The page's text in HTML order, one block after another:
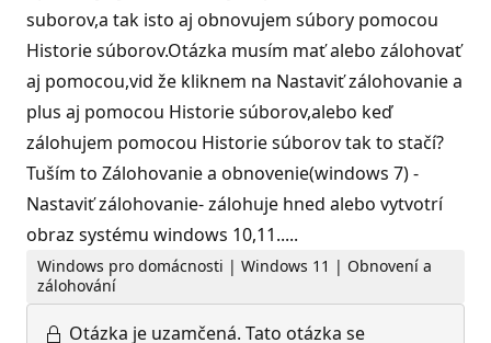
suborov,a tak isto aj obnovujem súbory pomocou
Historie súborov.Otázka musím mať alebo zálohovať
aj pomocou,vid že kliknem na Nastaviť zálohovanie a
plus aj pomocou Historie súborov,alebo keď
zálohujem pomocou Historie súborov tak to stačí?
Tuším to Zálohovanie a obnovenie(windows 7) -
Nastaviť zálohovanie- zálohuje hned alebo vytvotrí
obraz systému windows 10,11.....
Windows pro domácnosti | Windows 11 | Obnovení a
zálohování
Otázka je uzamčená. Tato otázka se